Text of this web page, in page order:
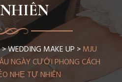
>WEDDING MAKE UP >MJU
NGÀY CƯỚI PHONG CÁCH
NHẸ TỰ NHIÊN